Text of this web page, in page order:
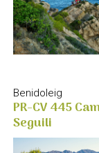
Benidoleig
PR-CV 445
Seguili